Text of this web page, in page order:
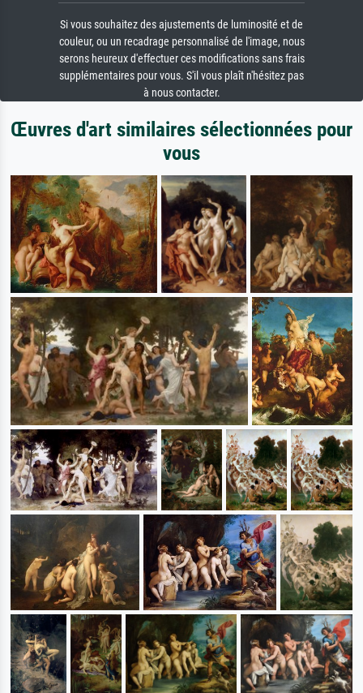
Si vous souhaitez des ajustements de luminosité et de
couleur, ou un recadrage personnalisé de l'image, nous
serons heureux d'effectuer ces modifications sans frais
supplémentaires pour vous. S'il vous plaît n'hésitez pas
à nous contacter.
Œuvres d'art similaires sélectionnées pour
vous